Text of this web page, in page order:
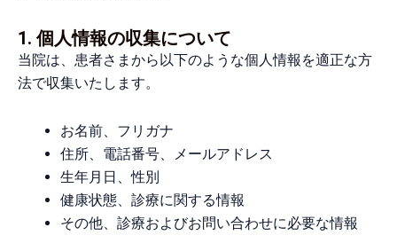
1. 個人情報の収集について
当院は、患者さまから以下のような個人情報を適正な方
法で収集いたします。
お名前、フリガナ
住所、電話番号、メールアドレス
生年月日、性別
健康状態、診療に関する情報
その他、診療およびお問い合わせに必要な情報